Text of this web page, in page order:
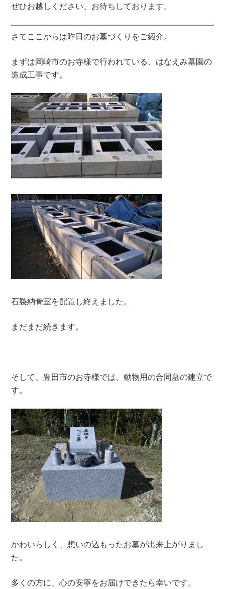
ぜひお越しください、お待ちしております。
さてここからは昨日のお墓づくりをご紹介。
まずは岡崎市のお寺様で行われている、はなえみ墓園の
造成工事です。
石製納骨室を配置し終えました。
まだまだ続きます。
そして、豊田市のお寺様では、動物用の合同墓の建立で
す。
かわいらしく、想いの込もったお墓が出来上がりまし
た。
多くの方に、心の安寧をお届けできたら幸いです。